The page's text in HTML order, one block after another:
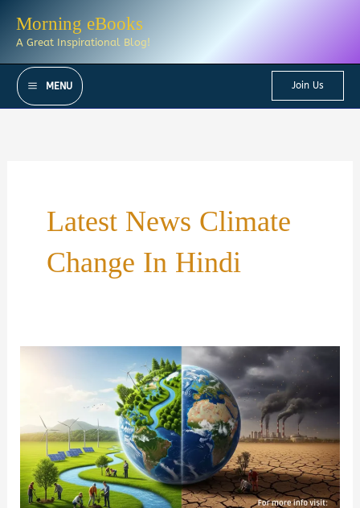
Morning eBooks
A Great Inspirational Blog!
MENU Join Us
Latest News Climate
Change In Hindi